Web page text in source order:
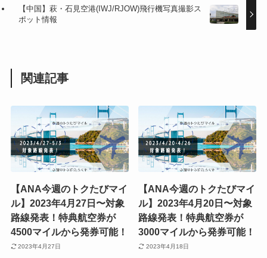
【中国】萩・石見空港(IWJ/RJOW)飛行機写真撮影ス
ポット情報
関連記事
【ANA今週のトクたびマイ
ル】2023年4月27日〜対象
路線発表！特典航空券が
4500マイルから発券可能！
2023年4月27日
【ANA今週のトクたびマイ
ル】2023年4月20日〜対象
路線発表！特典航空券が
3000マイルから発券可能！
2023年4月18日